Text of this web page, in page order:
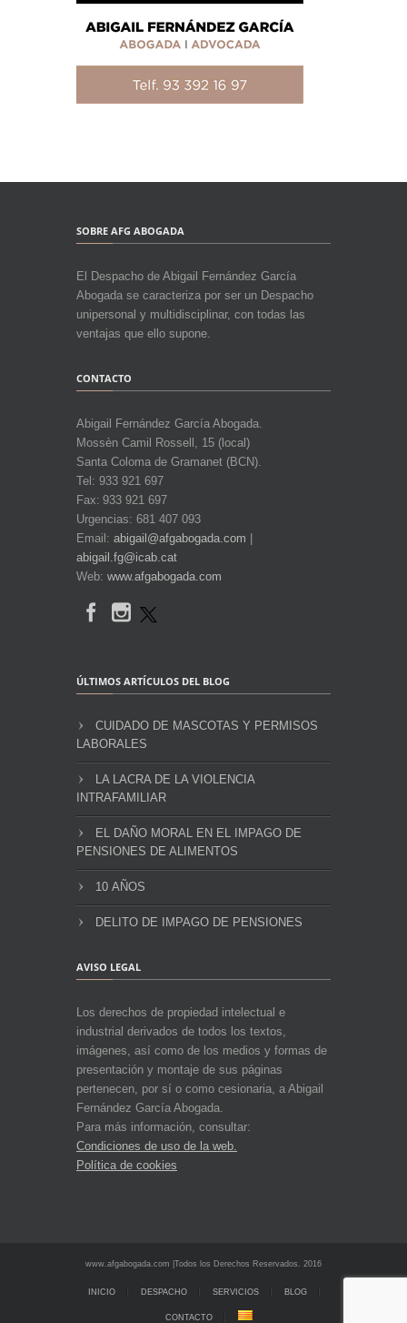
SOBRE AFG ABOGADA
El Despacho de Abigail Fernández García
Abogada se caracteriza por ser un Despacho
unipersonal y multidisciplinar, con todas las
ventajas que ello supone.
CONTACTO
Abigail Fernández García Abogada.
Mossèn Camil Rossell, 15 (local)
Santa Coloma de Gramanet (BCN).
Tel: 933 921 697
Fax: 933 921 697
Urgencias: 681 407 093
Email: abigail@afgabogada.com |
abigail.fg@icab.cat
Web: www.afgabogada.com
ÚLTIMOS ARTÍCULOS DEL BLOG
CUIDADO DE MASCOTAS Y PERMISOS
LABORALES
LA LACRA DE LA VIOLENCIA
INTRAFAMILIAR
EL DAÑO MORAL EN EL IMPAGO DE
PENSIONES DE ALIMENTOS
10 AÑOS
DELITO DE IMPAGO DE PENSIONES
AVISO LEGAL
Los derechos de propiedad intelectual e
industrial derivados de todos los textos,
imágenes, así como de los medios y formas de
presentación y montaje de sus páginas
pertenecen, por sí o como cesionaria, a Abigail
Fernández García Abogada.
Para más información, consultar:
Condiciones de uso de la web.
Política de cookies
www.afgabogada.com |Todos los Derechos Reservados. 2016
INICIO DESPACHO SERVICIOS BLOG
CONTACTO